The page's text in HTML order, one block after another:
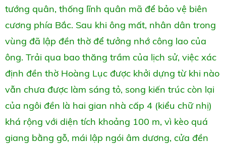
tướng quân, thống lĩnh quân mã để bảo vệ biên
cương phía Bắc. Sau khi ông mất, nhân dân trong
vùng đã lập đền thờ để tưởng nhớ công lao của
ông. Trải qua bao thăng trầm của lịch sử, việc xác
định đền thờ Hoàng Lục được khởi dựng từ khi nào
vẫn chưa được làm sáng tỏ, song kiến trúc còn lại
của ngôi đền là hai gian nhà cấp 4 (kiểu chữ nhị)
khá rộng với diện tích khoảng 100 m, vì kèo quá
giang bằng gỗ, mái lập ngói âm dương, cửa đền